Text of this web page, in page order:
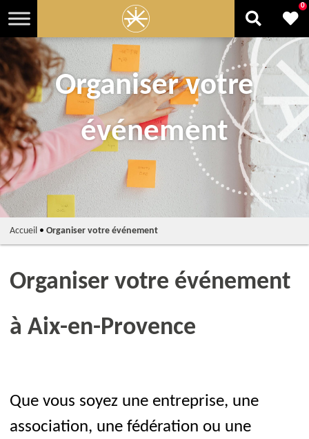
Organiser votre
événement
0
Accueil• Organiser votre événement
Organiser votre événement
à Aix-en-Provence
Que vous soyez une entreprise, une
association, une fédération ou une